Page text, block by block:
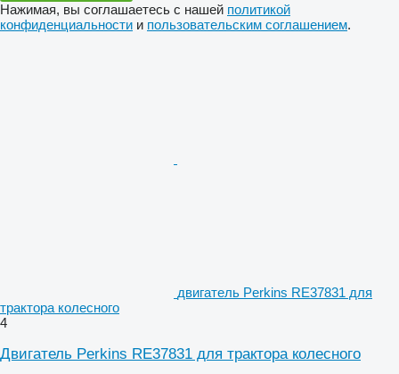
Нажимая, вы соглашаетесь с нашей политикой
конфиденциальности и пользовательским соглашением.
двигатель Perkins RE37831 для
трактора колесного
4
Двигатель Perkins RE37831 для трактора колесного